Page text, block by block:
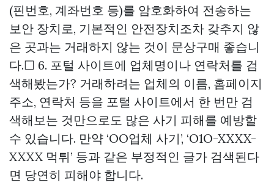
(핀번호, 계좌번호 등)를 암호화하여 전송하는
보안 장치로, 기본적인 안전장치조차 갖추지 않
은 곳과는 거래하지 않는 것이 문상구매 좋습니
다.☐ 6. 포털 사이트에 업체명이나 연락처를 검
색해봤는가? 거래하려는 업체의 이름, 홈페이지
주소, 연락처 등을 포털 사이트에서 한 번만 검
색해보는 것만으로도 많은 사기 피해를 예방할
수 있습니다. 만약 ‘OO업체 사기’, ‘O1O-XXXX-
XXXX 먹튀’ 등과 같은 부정적인 글가 검색된다
면 당연히 피해야 합니다.